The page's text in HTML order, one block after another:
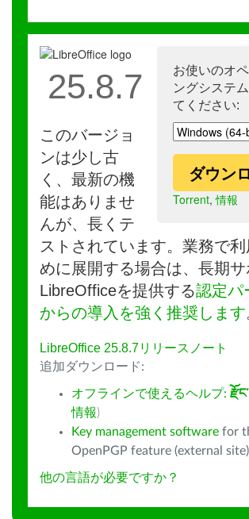
お使いのオ
ングシステ
てください:
ダウン
Torrent,情報
25.8.7
このバージョ
ンは少し古
く、最新の機
能はありませ
んが、長くテ
ストされています。業務で
めに展開する場合は、長期
LibreOfficeを提供する認定パ
からの導入を強く推奨します
LibreOffice 25.8.7リリースノート
追加ダウンロード:
オフラインで使えるヘルプ:
情報)
Key management software for
OpenPGP feature (external site)
他の言語が必要ですか？